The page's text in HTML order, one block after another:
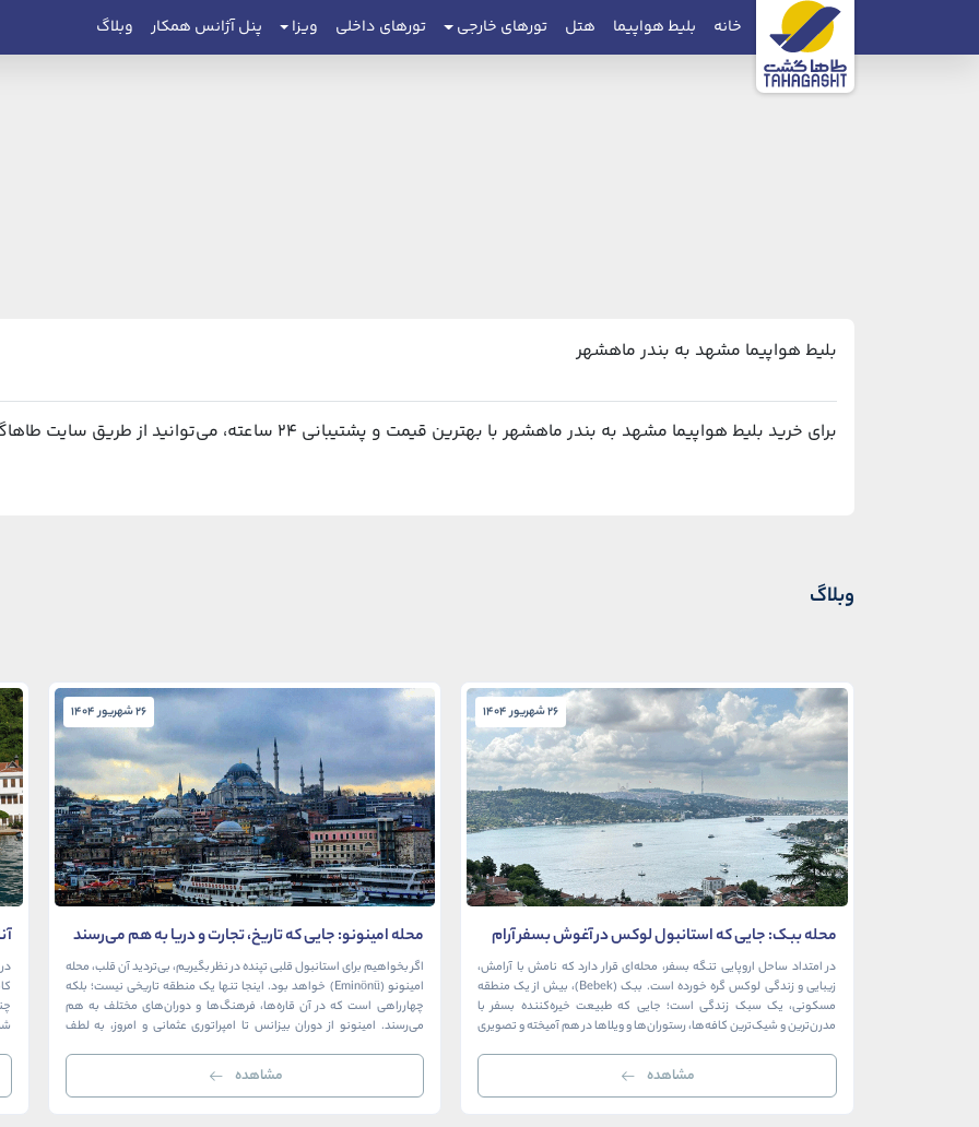
خانه بلیط هواپیما هتل تورهای خارجی تورهای داخلی ویزا پنل آژانس همکار وبلاگ
بلیط هواپیما مشهد به بندر ماهشهر
برای خرید بلیط هواپیما مشهد به بندر ماهشهر با بهترین قیمت و پشتیبانی ۲۴ ساعته، می‌توانید از طریق سایت طاهاگشت اقدام نمایید.
وبلاگ
26 شهریور 1404
محله ببک: جایی که استانبول لوکس در آغوش بسفر آرام
می‌گیرد
در امتداد ساحل اروپایی تنگه بسفر، محله‌ای قرار دارد که نامش با آرامش،
زیبایی و زندگی لوکس گره خورده است. ببک (Bebek)، بیش از یک منطقه
مسکونی، یک سبک زندگی است؛ جایی که طبیعت خیره‌کننده بسفر با
مدرن‌ترین و شیک‌ترین کافه‌ها، رستوران‌ها و ویلاها در هم آمیخته و تصویری
مشاهده
26 شهریور 1404
محله امینونو: جایی که تاریخ، تجارت و دریا به هم می‌رسند
اگر بخواهیم برای استانبول قلبی تپنده در نظر بگیریم، بی‌تردید آن قلب، محله
امینونو (Eminönü) خواهد بود. اینجا تنها یک منطقه تاریخی نیست؛ بلکه
چهارراهی است که در آن قاره‌ها، فرهنگ‌ها و دوران‌های مختلف به هم
می‌رسند. امینونو از دوران بیزانس تا امپراتوری عثمانی و امروز، به لطف
مشاهده